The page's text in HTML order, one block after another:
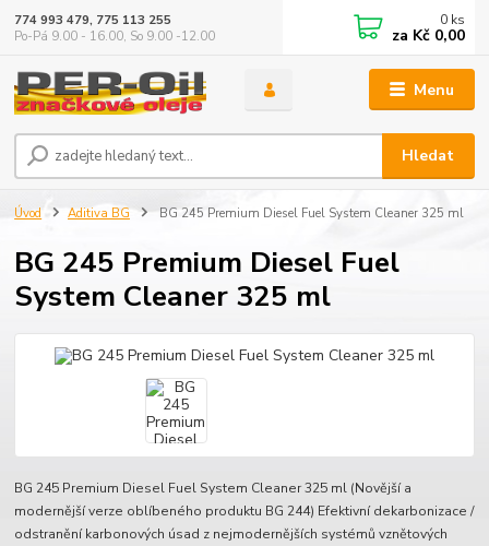
Menu
Hledat
774 993 479, 775 113 255
Po-Pá 9.00 - 16.00, So 9.00 -12.00
0 ks
za Kč 0,00
Úvod Aditiva BG BG 245 Premium Diesel Fuel System Cleaner 325 ml
BG 245 Premium Diesel Fuel
System Cleaner 325 ml
BG 245 Premium Diesel Fuel System Cleaner 325 ml (Novější a
modernější verze oblíbeného produktu BG 244) Efektivní dekarbonizace /
odstranění karbonových úsad z nejmodernějších systémů vznětových